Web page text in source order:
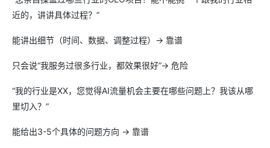
近的，讲讲具体过程？”
能讲出细节（时间、数据、调整过程）→ 靠谱
只会说“我服务过很多行业，都效果很好”→ 危险
“我的行业是XX，您觉得AI流量机会主要在哪些问题上？我该从哪
里切入？”
能给出3-5个具体的问题方向 → 靠谱